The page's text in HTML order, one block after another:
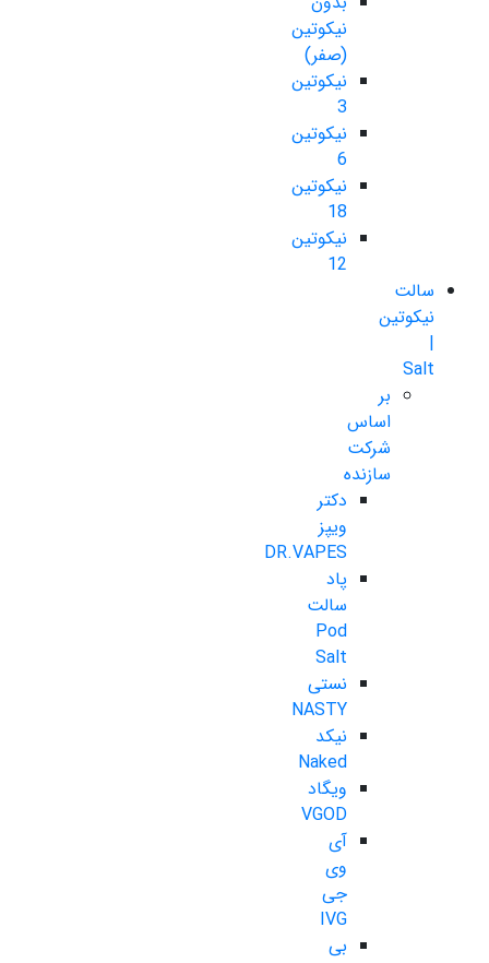
نیکوتین
(صفر)
نیکوتین
3
نیکوتین
6
نیکوتین
18
نیکوتین
12
سالت
نیکوتین
|
Salt
بر
اساس
شرکت
سازنده
دکتر
ویپز
DR.VAPES
پاد
سالت
Pod
Salt
نستی
NASTY
نیکد
Naked
ویگاد
VGOD
آی
وی
جی
IVG
بی